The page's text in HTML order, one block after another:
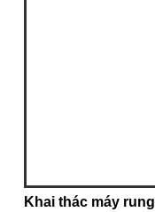
Khai thác máy rung